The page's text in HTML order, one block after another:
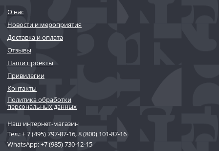
О нас
Новости и мероприятия
Доставка и оплата
Отзывы
Наши проекты
Привилегии
Контакты
Политика обработки
персональных данных
Наш интернет-магазин
Тел.:+ 7 (495) 797-87-16,8 (800) 101-87-16
WhatsApp:+7 (985) 730-12-15